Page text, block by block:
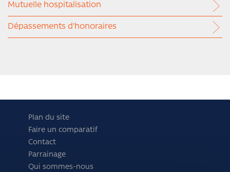
Mutuelle hospitalisation
Dépassements d'honoraires
Plan du site
Faire un comparatif
Contact
Parrainage
Qui sommes-nous